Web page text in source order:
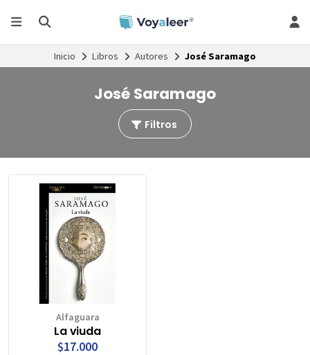
Inicio Libros Autores José Saramago
José Saramago
Filtros
Alfaguara
La viuda
$17.000